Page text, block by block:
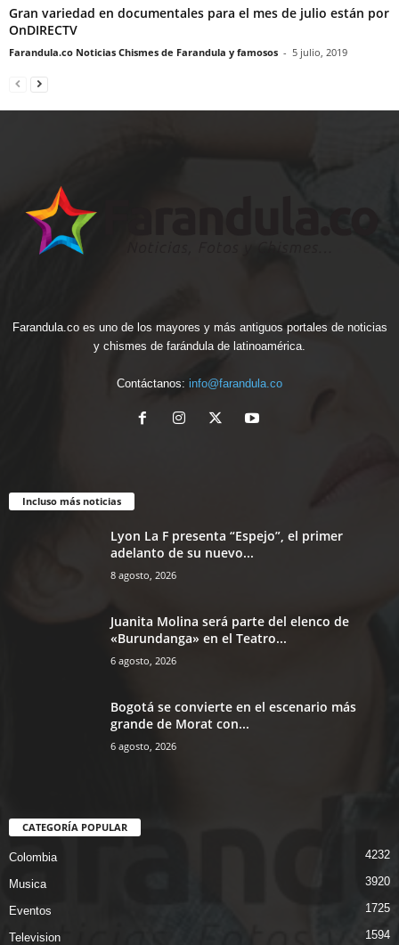
Gran variedad en documentales para el mes de julio están por
OnDIRECTV
Farandula.co Noticias Chismes de Farandula y famosos - 5 julio, 2019
Farandula.co es uno de los mayores y más antiguos portales de noticias
y chismes de farándula de latinoamérica.
Contáctanos: info@farandula.co
Incluso más noticias
Lyon La F presenta “Espejo”, el primer
adelanto de su nuevo...
8 agosto, 2026
Juanita Molina será parte del elenco de
«Burundanga» en el Teatro...
6 agosto, 2026
Bogotá se convierte en el escenario más
grande de Morat con...
6 agosto, 2026
CATEGORÍA POPULAR
Colombia 4232
Musica 3920
Eventos 1725
Television 1594